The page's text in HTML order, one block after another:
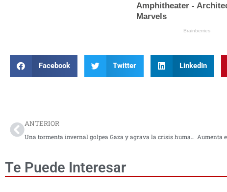
Facebook Twitter LinkedIn
ANTERIOR
Una tormenta invernal golpea Gaza y agrava la crisis humanitaria
Te Puede Interesar